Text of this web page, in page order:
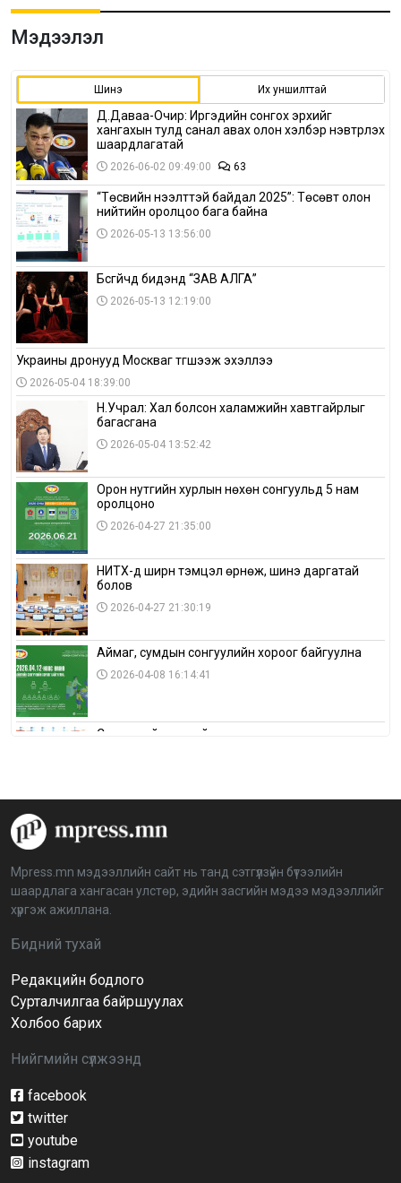
Мэдээлэл
Шинэ Их уншилттай
Д.Даваа-Очир: Иргэдийн сонгох эрхийг
хангахын тулд санал авах олон хэлбэр нэвтрүүлэх
шаардлагатай
2026-06-02 09:49:00 63
“Төсвийн нээлттэй байдал 2025”: Төсөвт олон
нийтийн оролцоо бага байна
2026-05-13 13:56:00
Бүсгүйчүүд бидэнд “ЗАВ АЛГА”
2026-05-13 12:19:00
Украины дронууд Москваг түгшээж эхэллээ
2026-05-04 18:39:00
Н.Учрал: Хал болсон халамжийн хавтгайрлыг
багасгана
2026-05-04 13:52:42
Орон нутгийн хурлын нөхөн сонгуульд 5 нам
оролцоно
2026-04-27 21:35:00
НИТХ-д ширүүн тэмцэл өрнөж, шинэ даргатай
болов
2026-04-27 21:30:19
Аймаг, сумдын сонгуулийн хороог байгуулна
2026-04-08 16:14:41
Сонгуулийн хуулийн зөрчил, шалгах,
аймагт үргэлжилж байна
BTS-ийн тоглолтыг Netflix дэлхий даяар шууд
дамжуулна
Иргэдийн төлөөлөгчдийн хурлын 2026 оны
нөхөн сонгууль 6 дугаар сарын 21-нд болно
Д.Тэгшбаяр: НҮБ-ын тогтоол санаачилж,
Mpress.mn мэдээллийн сайт нь танд сэтгүүлзүйн бүтээлийн
шаардлага хангасан улстөр, эдийн засгийн мэдээ мэдээллийг
хүргэж ажиллана.
Бидний тухай
Редакцийн бодлого
Сурталчилгаа байршуулах
Холбоо барих
Нийгмийн сүлжээнд
facebook
twitter
youtube
instagram